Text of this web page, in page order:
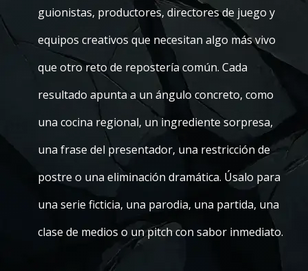
guionistas, productores, directores de juego y
equipos creativos que necesitan algo más vivo
que otro reto de repostería común. Cada
resultado apunta a un ángulo concreto, como
una cocina regional, un ingrediente sorpresa,
una frase del presentador, una restricción de
postre o una eliminación dramática. Úsalo para
una serie ficticia, una parodia, una partida, una
clase de medios o un pitch con sabor inmediato.